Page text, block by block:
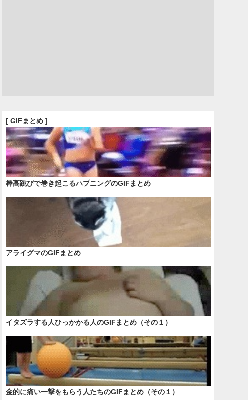
[ GIFまとめ ]
棒高跳びで巻き起こるハプニングのGIFまとめ
アライグマのGIFまとめ
イタズラする人ひっかかる人のGIFまとめ（その１）
金的に痛い一撃をもらう人たちのGIFまとめ（その１）